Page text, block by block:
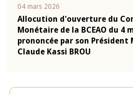
04 mars 2026
Allocution d'ouverture du
Monétaire de la BCEAO du 4
prononcée par son Président
Claude Kassi BROU